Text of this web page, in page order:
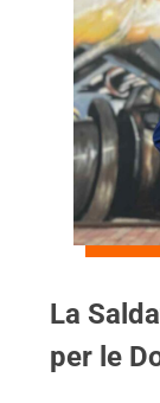
La
per le